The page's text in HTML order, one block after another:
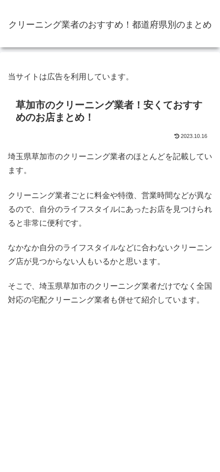
クリーニング業者のおすすめ！都道府県別のまとめ
当サイトは広告を利用しています。
草加市のクリーニング業者！安くておすす
めのお店まとめ！
2023.10.16
埼玉県草加市のクリーニング業者のほとんどを記載してい
ます。
クリーニング業者ごとに料金や特徴、営業時間などが異な
るので、自分のライフスタイルにあったお店を見つけられ
ると非常に便利です。
なかなか自分のライフスタイルなどに合わないクリーニン
グ店が見つからない人もいるかと思います。
そこで、埼玉県草加市のクリーニング業者だけでなく全国
対応の宅配クリーニング業者も併せて紹介しています。